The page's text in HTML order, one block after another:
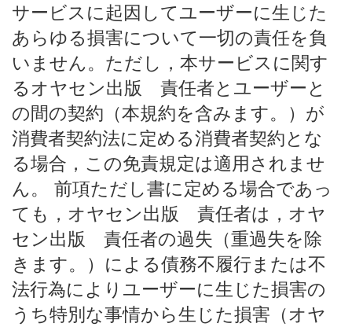
サービスに起因してユーザーに生じた
あらゆる損害について一切の責任を負
いません。ただし，本サービスに関す
るオヤセン出版 責任者とユーザーと
の間の契約（本規約を含みます。）が
消費者契約法に定める消費者契約とな
る場合，この免責規定は適用されませ
ん。 前項ただし書に定める場合であっ
ても，オヤセン出版 責任者は，オヤ
セン出版 責任者の過失（重過失を除
きます。）による債務不履行または不
法行為によりユーザーに生じた損害の
うち特別な事情から生じた損害（オヤ